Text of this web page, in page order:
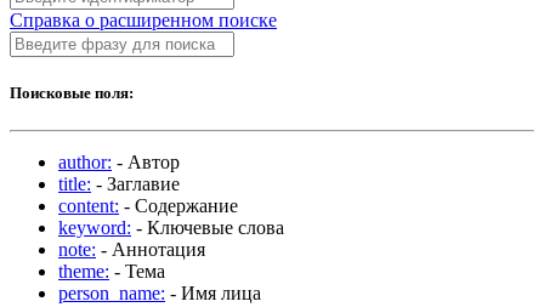
Справка о расширенном поиске
Поисковые поля:
author: - Автор
title: - Заглавие
content: - Содержание
keyword: - Ключевые слова
note: - Аннотация
theme: - Тема
person_name: - Имя лица